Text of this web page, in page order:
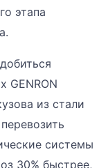
этапа
GENRON
из стали
системы
30% быстрее,